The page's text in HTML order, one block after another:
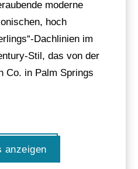
moderne
hoch
Dachlinien im
Stil, das von der
Co. in Palm Springs
anzeigen